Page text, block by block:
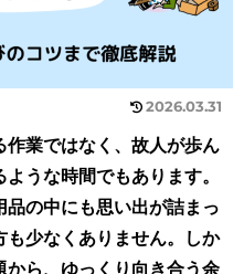
2026.03.31
業ではなく、故人が歩ん
うな時間でもあります。
の中にも思い出が詰まっ
少なくありません。しか
から、ゆっくり向き合う余